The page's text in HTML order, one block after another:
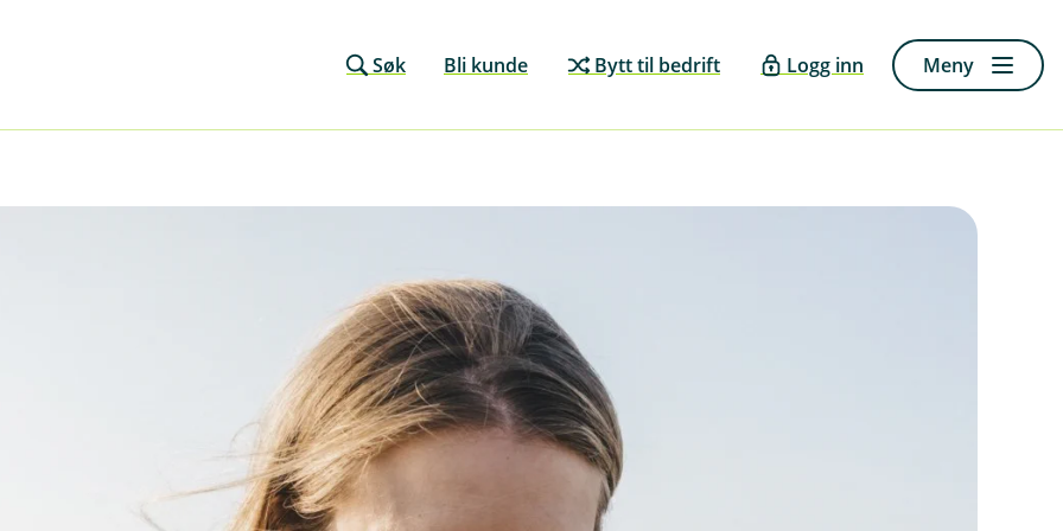
Søk Bli kunde Bytt til bedrift Logg inn Meny